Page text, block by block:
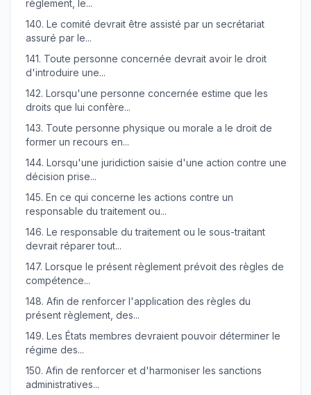
règlement, le...
140. Le comité devrait être assisté par un secrétariat
assuré par le...
141. Toute personne concernée devrait avoir le droit
d'introduire une...
142. Lorsqu'une personne concernée estime que les
droits que lui confère...
143. Toute personne physique ou morale a le droit de
former un recours en...
144. Lorsqu'une juridiction saisie d'une action contre une
décision prise...
145. En ce qui concerne les actions contre un
responsable du traitement ou...
146. Le responsable du traitement ou le sous-traitant
devrait réparer tout...
147. Lorsque le présent règlement prévoit des règles de
compétence...
148. Afin de renforcer l'application des règles du
présent règlement, des...
149. Les États membres devraient pouvoir déterminer le
régime des...
150. Afin de renforcer et d'harmoniser les sanctions
administratives...